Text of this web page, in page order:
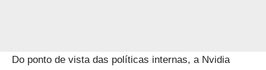
Do ponto de vista das políticas internas, a Nvidia